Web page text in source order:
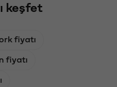
keşfet
fiyatı
fiyatı